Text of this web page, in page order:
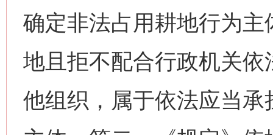
确定非法占用耕地行为
地且拒不配合行政机关
他组织，属于依法应当